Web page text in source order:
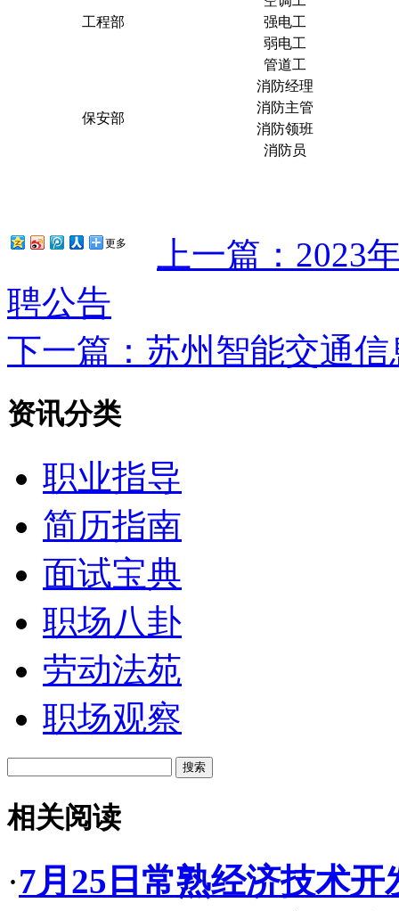
工程部
强电工
弱电工
管道工
保安部
消防经理
消防主管
消防领班
消防员
更多
上一篇：2023
聘公告
下一篇：苏州智能交通
资讯分类
职业指导
简历指南
面试宝典
职场八卦
劳动法苑
职场观察
相关阅读
·7月25日常熟经济技术开